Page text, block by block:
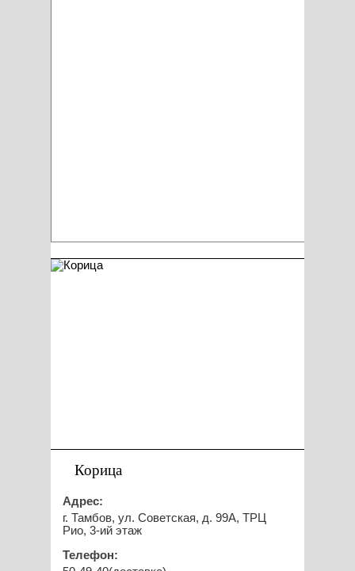
Корица
Адрес:
г. Тамбов, ул. Советская, д. 99А, ТРЦ
Рио, 3-ий этаж
Телефон: